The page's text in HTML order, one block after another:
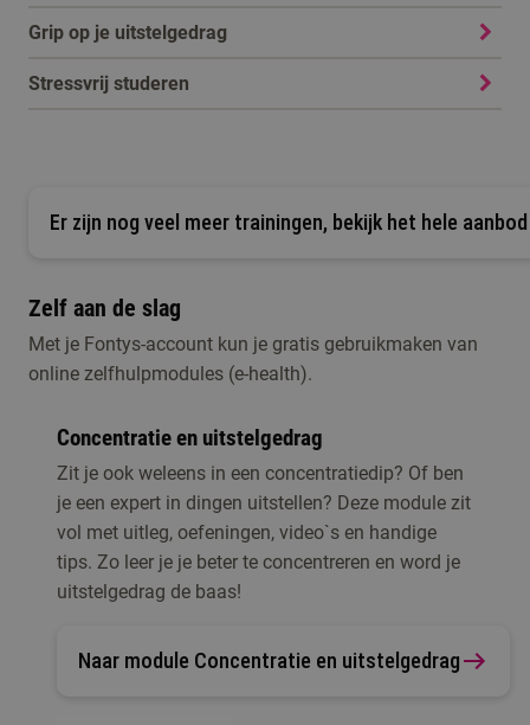
Grip op je uitstelgedrag
Stressvrij studeren
Er zijn nog veel meer trainingen, bekijk het hele aanbod
Zelf aan de slag
Met je Fontys-account kun je gratis gebruikmaken van
online zelfhulpmodules (e-health).
Concentratie en uitstelgedrag
Zit je ook weleens in een concentratiedip? Of ben
je een expert in dingen uitstellen? Deze module zit
vol met uitleg, oefeningen, video`s en handige
tips. Zo leer je je beter te concentreren en word je
uitstelgedrag de baas!
Naar module Concentratie en uitstelgedrag